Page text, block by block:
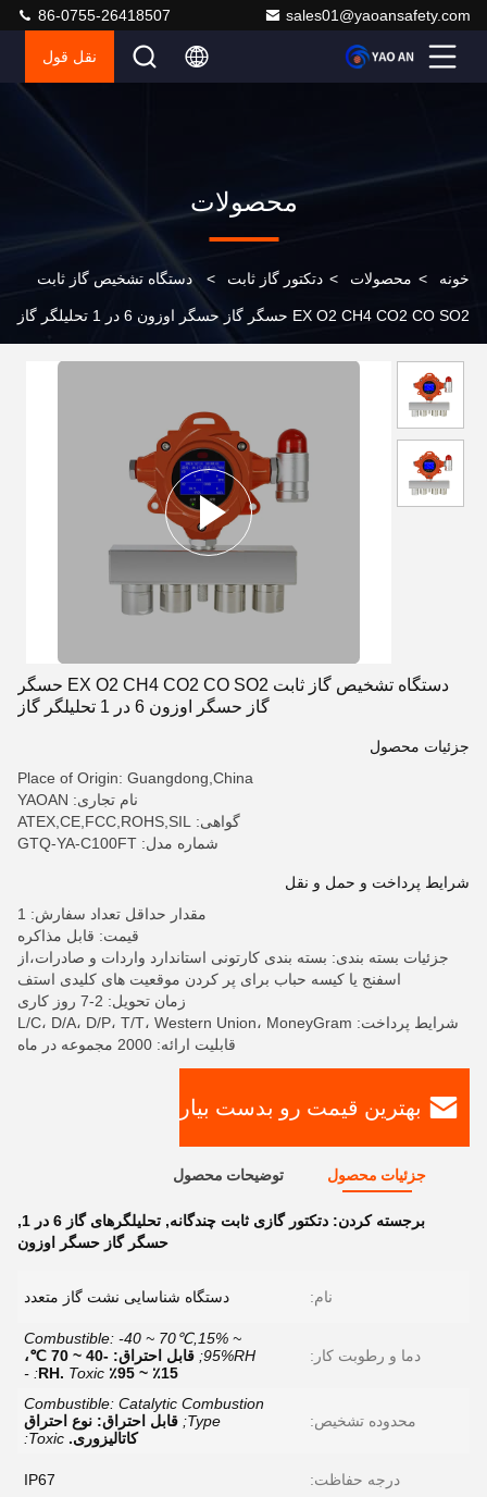
sales01@yaoansafety.com
86-0755-26418507
نقل قول
محصولات
خونه > محصولات > دتکتور گاز ثابت > دستگاه تشخیص گاز ثابت
EX O2 CH4 CO2 CO SO2 حسگر گاز حسگر اوزون 6 در 1 تحلیلگر گاز
دستگاه تشخیص گاز ثابت EX O2 CH4 CO2 CO SO2 حسگر
گاز حسگر اوزون 6 در 1 تحلیلگر گاز
جزئیات محصول
Place of Origin: Guangdong,China
نام تجاری: YAOAN
گواهی: ATEX,CE,FCC,ROHS,SIL
شماره مدل: GTQ-YA-C100FT
شرایط پرداخت و حمل و نقل
مقدار حداقل تعداد سفارش: 1
قیمت: قابل مذاکره
جزئیات بسته بندی: بسته بندی کارتونی استاندارد واردات و صادرات،از
اسفنج یا کیسه حباب برای پر کردن موقعیت های کلیدی استف
زمان تحویل: 2-7 روز کاری
شرایط پرداخت: L/C، D/A، D/P، T/T، Western Union، MoneyGram
قابلیت ارائه: 2000 مجموعه در ماه
بهترین قیمت رو بدست بیار
جزئیات محصول توضیحات محصول
برجسته کردن: دتکتور گازی ثابت چندگانه, تحلیلگرهای گاز 6 در 1
,
حسگر گاز حسگر اوزون
نام: دستگاه شناسایی نشت گاز متعدد
دما و رطوبت کار:
Combustible: -40 ~ 70℃,15% ~
95%RH;
قابل احتراق: -40 ~ 70 ℃،
15٪ ~ 95٪ RH.
Toxic: -
محدوده تشخیص:
Combustible: Catalytic Combustion
Type; قابل احتراق: نوع احتراق
کاتالیزوری. Toxic:
درجه حفاظت: IP67